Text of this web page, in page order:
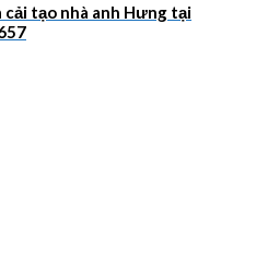
tạo nhà anh Hưng tại